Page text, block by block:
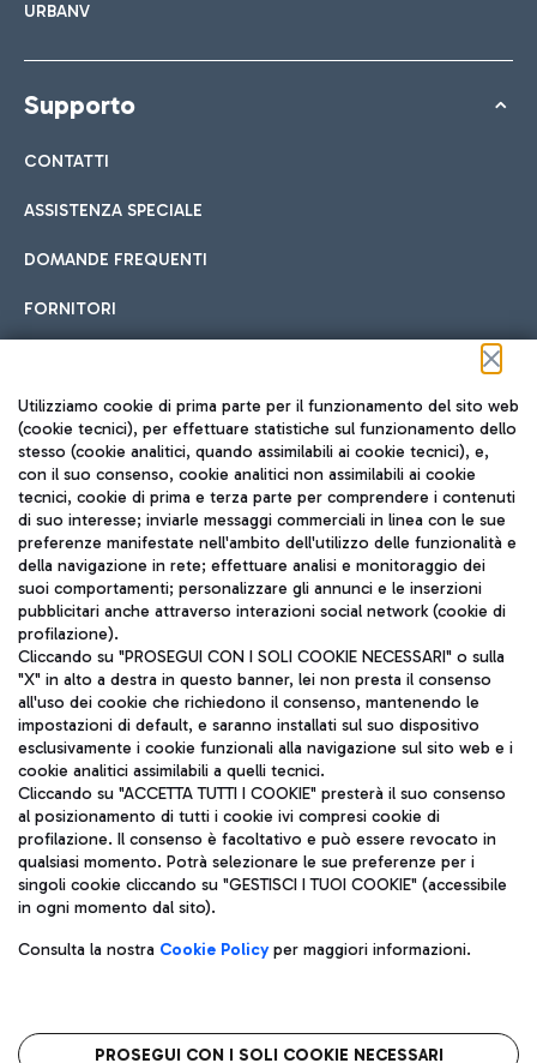
URBANV
Supporto
CONTATTI
ASSISTENZA SPECIALE
DOMANDE FREQUENTI
FORNITORI
Seguici sui social
TRAVEL JOURNAL
ITA
Aeroporti di Roma S.p.A. - Società soggetta a direzione e
coordinamento di Mundys S.p.A.
Codice fiscale e Registro delle Imprese di Roma 13032990155 P.
IVA 06572251004
Capitale sociale 62.224.743,00 int. vers.
Sede legale: Via Pier Paolo Racchetti 1 - 00054 Fiumicino (RM)
telefono +39 06 65951
Privacy policy
Note legali
Roma FCO
L'aeroporto stellato
Utilizziamo cookie di prima parte per il funzionamento del sito web
(cookie tecnici), per effettuare statistiche sul funzionamento dello
stesso (cookie analitici, quando assimilabili ai cookie tecnici), e,
con il suo consenso, cookie analitici non assimilabili ai cookie
tecnici, cookie di prima e terza parte per comprendere i contenuti
di suo interesse; inviarle messaggi commerciali in linea con le sue
preferenze manifestate nell'ambito dell'utilizzo delle funzionalità e
della navigazione in rete; effettuare analisi e monitoraggio dei
suoi comportamenti; personalizzare gli annunci e le inserzioni
pubblicitari anche attraverso interazioni social network (cookie di
profilazione).
Cliccando su "PROSEGUI CON I SOLI COOKIE NECESSARI" o sulla
"X" in alto a destra in questo banner, lei non presta il consenso
all'uso dei cookie che richiedono il consenso, mantenendo le
impostazioni di default, e saranno installati sul suo dispositivo
esclusivamente i cookie funzionali alla navigazione sul sito web e i
cookie analitici assimilabili a quelli tecnici.
Cliccando su "ACCETTA TUTTI I COOKIE" presterà il suo consenso
al posizionamento di tutti i cookie ivi compresi cookie di
profilazione. Il consenso è facoltativo e può essere revocato in
qualsiasi momento. Potrà selezionare le sue preferenze per i
singoli cookie cliccando su "GESTISCI I TUOI COOKIE" (accessibile
in ogni momento dal sito).
Consulta la nostra Cookie Policyper maggiori informazioni.
PROSEGUI CON I SOLI COOKIE NECESSARI